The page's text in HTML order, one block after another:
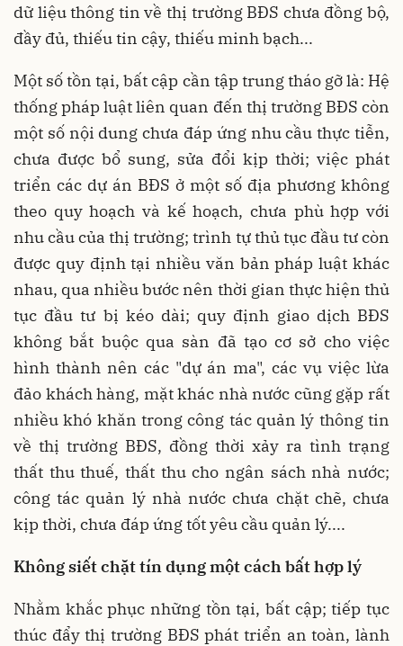
dữ liệu thông tin về thị trường BĐS chưa đồng bộ,
đầy đủ, thiếu tin cậy, thiếu minh bạch...
Một số tồn tại, bất cập cần tập trung tháo gỡ là: Hệ
thống pháp luật liên quan đến thị trường BĐS còn
một số nội dung chưa đáp ứng nhu cầu thực tiễn,
chưa được bổ sung, sửa đổi kịp thời; việc phát
triển các dự án BĐS ở một số địa phương không
theo quy hoạch và kế hoạch, chưa phù hợp với
nhu cầu của thị trường; trình tự thủ tục đầu tư còn
được quy định tại nhiều văn bản pháp luật khác
nhau, qua nhiều bước nên thời gian thực hiện thủ
tục đầu tư bị kéo dài; quy định giao dịch BĐS
không bắt buộc qua sàn đã tạo cơ sở cho việc
hình thành nên các "dự án ma", các vụ việc lừa
đảo khách hàng, mặt khác nhà nước cũng gặp rất
nhiều khó khăn trong công tác quản lý thông tin
về thị trường BĐS, đồng thời xảy ra tình trạng
thất thu thuế, thất thu cho ngân sách nhà nước;
công tác quản lý nhà nước chưa chặt chẽ, chưa
kịp thời, chưa đáp ứng tốt yêu cầu quản lý....
Không siết chặt tín dụng một cách bất hợp lý
Nhằm khắc phục những tồn tại, bất cập; tiếp tục
thúc đẩy thị trường BĐS phát triển an toàn, lành